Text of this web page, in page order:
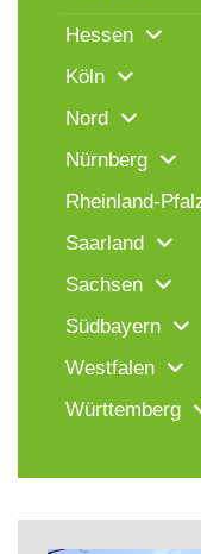
Hessen
Köln
Nord
Nürnberg
Rheinland-
Saarland
Sachsen
Südbayern
Westfalen
Württemberg